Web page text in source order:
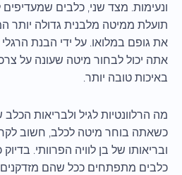
ונעימות. מצד שני, כלבים
תועלת ממיטה מלבנית גדולה
את גופם במלואו. על ידי הבנת
אתה יכול לבחור מיטה שעונה על
באיכות טובה יותר.
מה הרלוונטיות לגיל ולבריאות
כשאתה בוחר מיטה לכלב, חשוב
ובריאותו של בן לוויה הפרוותי.
כלבים מתפתחים ככל שהם